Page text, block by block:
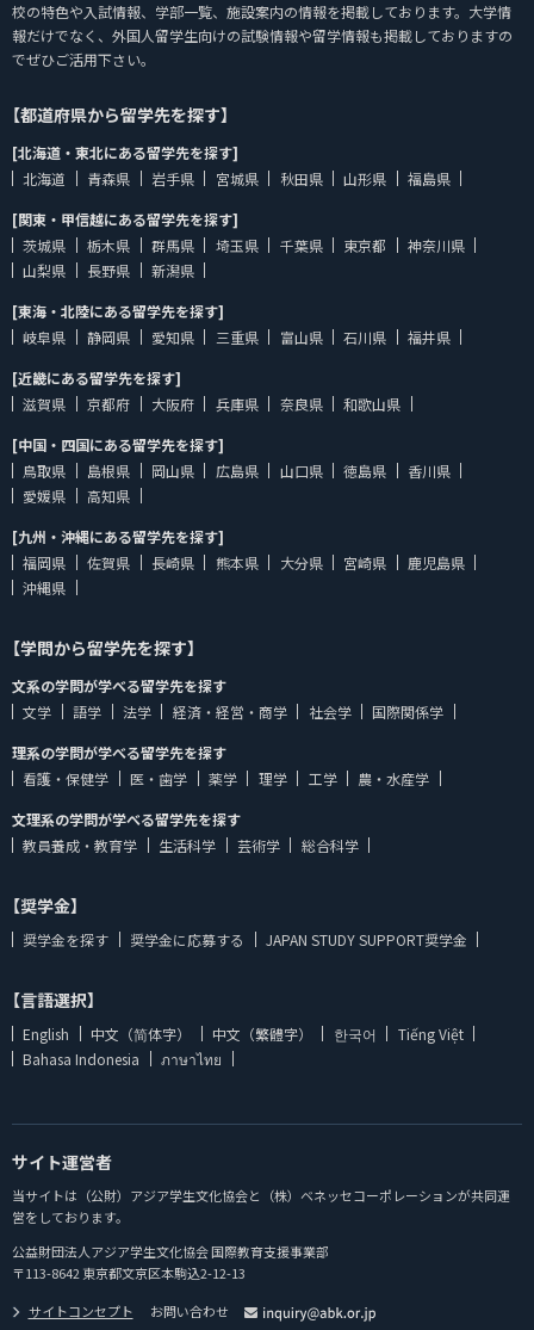
校の特色や入試情報、学部一覧、施設案内の情報を掲載しております。大学情
報だけでなく、外国人留学生向けの試験情報や留学情報も掲載しておりますの
でぜひご活用下さい。
【都道府県から留学先を探す】
[北海道・東北にある留学先を探す]
北海道
青森県 岩手県 宮城県 秋田県 山形県
福島県
[関東・甲信越にある留学先を探す]
茨城県
栃木県 群馬県 埼玉県 千葉県 東京都
神奈川県
山梨県
長野県
新潟県
[東海・北陸にある留学先を探す]
岐阜県
静岡県 愛知県 三重県 富山県 石川県
福井県
[近畿にある留学先を探す]
滋賀県
京都府 大阪府 兵庫県 奈良県
和歌山県
[中国・四国にある留学先を探す]
鳥取県
島根県 岡山県 広島県 山口県 徳島県
香川県
愛媛県
高知県
[九州・沖縄にある留学先を探す]
福岡県
佐賀県 長崎県 熊本県 大分県 宮崎県
鹿児島県
沖縄県
【学問から留学先を探す】
文系の学問が学べる留学先を探す
文学
語学 法学 経済・経営・商学 社会学
国際関係学
理系の学問が学べる留学先を探す
看護・保健学
医・歯学 薬学 理学 工学
農・水産学
文理系の学問が学べる留学先を探す
教員養成・教育学
生活科学 芸術学 総合科学
【奨学金】
奨学金を探す 奨学金に応募する JAPAN STUDY SUPPORT奨学金
【言語選択】
English 中文（简体字） 中文（繁體字） 한국어
Tiếng Việt
Bahasa Indonesia
ภาษาไทย
サイト運営者
当サイトは（公財）アジア学生文化協会と（株）ベネッセコーポレーションが共同運
営をしております。
公益財団法人アジア学生文化協会 国際教育支援事業部
〒113-8642 東京都文京区本駒込2-12-13
サイトコンセプト
お問い合わせ